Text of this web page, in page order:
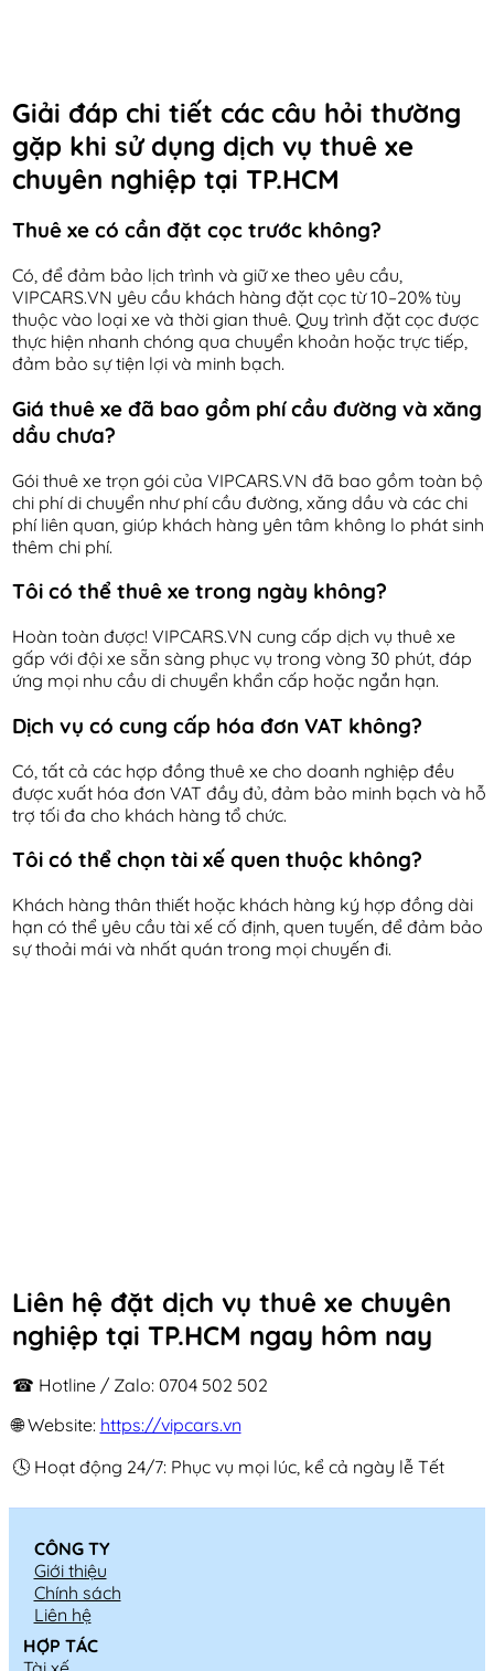
Giải đáp chi tiết các câu hỏi thường
gặp khi sử dụng dịch vụ thuê xe
chuyên nghiệp tại TP.HCM
Thuê xe có cần đặt cọc trước không?
Có, để đảm bảo lịch trình và giữ xe theo yêu cầu,
VIPCARS.VN yêu cầu khách hàng đặt cọc từ 10–20% tùy
thuộc vào loại xe và thời gian thuê. Quy trình đặt cọc được
thực hiện nhanh chóng qua chuyển khoản hoặc trực tiếp,
đảm bảo sự tiện lợi và minh bạch.
Giá thuê xe đã bao gồm phí cầu đường và xăng
dầu chưa?
Gói thuê xe trọn gói của VIPCARS.VN đã bao gồm toàn bộ
chi phí di chuyển như phí cầu đường, xăng dầu và các chi
phí liên quan, giúp khách hàng yên tâm không lo phát sinh
thêm chi phí.
Tôi có thể thuê xe trong ngày không?
Hoàn toàn được! VIPCARS.VN cung cấp dịch vụ thuê xe
gấp với đội xe sẵn sàng phục vụ trong vòng 30 phút, đáp
ứng mọi nhu cầu di chuyển khẩn cấp hoặc ngắn hạn.
Dịch vụ có cung cấp hóa đơn VAT không?
Có, tất cả các hợp đồng thuê xe cho doanh nghiệp đều
được xuất hóa đơn VAT đầy đủ, đảm bảo minh bạch và hỗ
trợ tối đa cho khách hàng tổ chức.
Tôi có thể chọn tài xế quen thuộc không?
Khách hàng thân thiết hoặc khách hàng ký hợp đồng dài
hạn có thể yêu cầu tài xế cố định, quen tuyến, để đảm bảo
sự thoải mái và nhất quán trong mọi chuyến đi.
Liên hệ đặt dịch vụ thuê xe chuyên
nghiệp tại TP.HCM ngay hôm nay
☎ Hotline / Zalo: 0704 502 502
🌐 Website: https://vipcars.vn
🕓 Hoạt động 24/7: Phục vụ mọi lúc, kể cả ngày lễ Tết
CÔNG TY
Giới thiệu
Chính sách
Liên hệ
HỢP TÁC